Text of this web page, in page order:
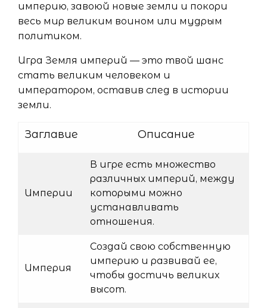
империю, завоюй новые земли и покори
весь мир великим воином или мудрым
политиком.
Игра Земля империй — это твой шанс
стать великим человеком и
императором, оставив след в истории
земли.
Заглавие Описание
Империи
В игре есть множество
различных империй, между
которыми можно
устанавливать
отношения.
Империя
Создай свою собственную
империю и развивай ее,
чтобы достичь великих
высот.